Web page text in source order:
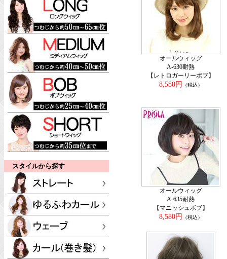
スタイルから探す
オールウィッグ
A-630耐熱
【レトロガーリーボブ】
8,580円 （税込）
オールウィッグ
A-635耐熱
【マニッシュボブ】
8,580円 （税込）